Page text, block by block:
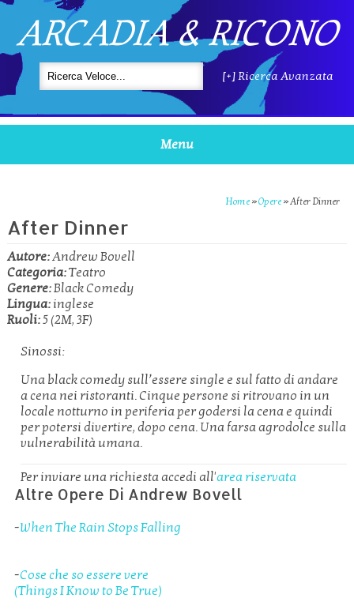
ARCADIA & RICONO
[+] Ricerca Avanzata
Menu
Home »Opere »After Dinner
After Dinner
Autore:Andrew Bovell
Categoria:Teatro
Genere:Black Comedy
Lingua:inglese
Ruoli:5 (2M, 3F)
Sinossi:
Una black comedy sull’essere single e sul fatto di andare
a cena nei ristoranti. Cinque persone si ritrovano in un
locale notturno in periferia per godersi la cena e quindi
per potersi divertire, dopo cena. Una farsa agrodolce sulla
vulnerabilità umana.
Per inviare una richiesta accedi all'area riservata
Altre Opere Di Andrew Bovell
-When The Rain Stops Falling
-Cose che so essere vere
(Things I Know to Be True)